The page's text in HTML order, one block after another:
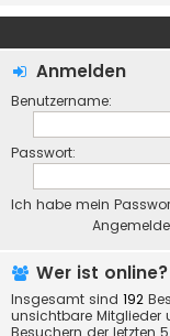
Anmelden
Benutzername:
Passwort:
Ich habe mein
Wer ist online?
Insgesamt sind 192
unsichtbare Mitglieder